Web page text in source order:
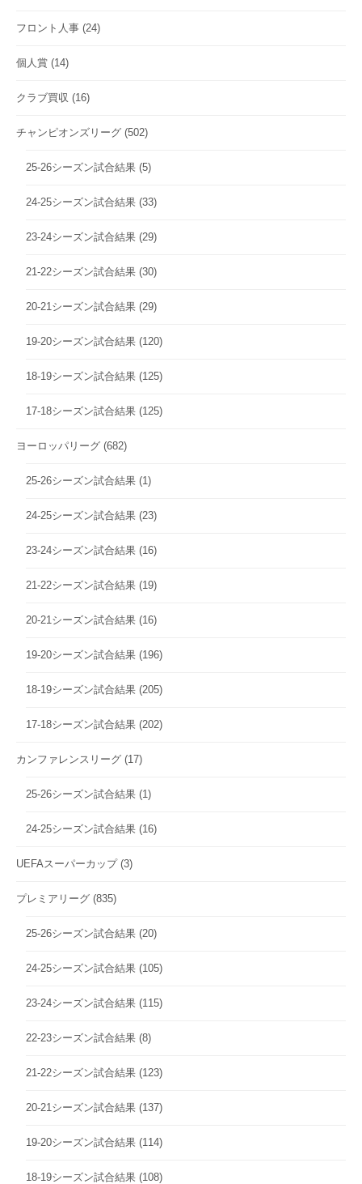
フロント人事 (24)
個人賞 (14)
クラブ買収 (16)
チャンピオンズリーグ (502)
25-26シーズン試合結果 (5)
24-25シーズン試合結果 (33)
23-24シーズン試合結果 (29)
21-22シーズン試合結果 (30)
20-21シーズン試合結果 (29)
19-20シーズン試合結果 (120)
18-19シーズン試合結果 (125)
17-18シーズン試合結果 (125)
ヨーロッパリーグ (682)
25-26シーズン試合結果 (1)
24-25シーズン試合結果 (23)
23-24シーズン試合結果 (16)
21-22シーズン試合結果 (19)
20-21シーズン試合結果 (16)
19-20シーズン試合結果 (196)
18-19シーズン試合結果 (205)
17-18シーズン試合結果 (202)
カンファレンスリーグ (17)
25-26シーズン試合結果 (1)
24-25シーズン試合結果 (16)
UEFAスーパーカップ(3)
プレミアリーグ (835)
25-26シーズン試合結果 (20)
24-25シーズン試合結果 (105)
23-24シーズン試合結果 (115)
22-23シーズン試合結果 (8)
21-22シーズン試合結果 (123)
20-21シーズン試合結果 (137)
19-20シーズン試合結果 (114)
18-19シーズン試合結果 (108)